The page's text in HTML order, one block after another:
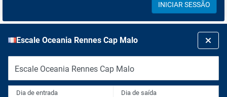
INICIAR SESSÃO
Escale Oceania Rennes Cap Malo
Escale Oceania Rennes Cap Malo
Dia de entrada Dia de saída